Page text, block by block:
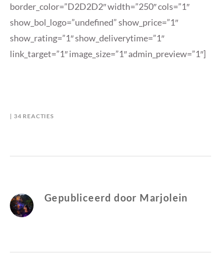
border_color=”D2D2D2″ width=”250″ cols=”1″
show_bol_logo=”undefined” show_price=”1″
show_rating=”1″ show_deliverytime=”1″
link_target=”1″ image_size=”1″ admin_preview=”1″]
B
E
I
I 34 REACTIESOP
Gepubliceerd door Marjolein